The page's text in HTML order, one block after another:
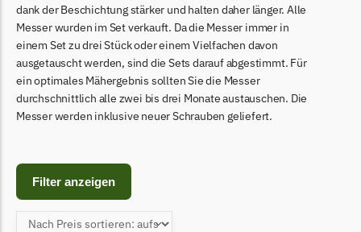
Black & Decker
Black & Decker Messer
Begrenzungsdraht
Bosch Indego
Bosch Indego Messer
Central Park
Central Park Messer
Begrenzungsdraht
dank der Beschichtung stärker und halten daher länger. Alle
Messer wurden im Set verkauft. Da die Messer immer in
einem Set zu drei Stück oder einem Vielfachen davon
ausgetauscht werden, sind die Sets darauf abgestimmt. Für
ein optimales Mähergebnis sollten Sie die Messer
durchschnittlich alle zwei bis drei Monate austauschen. Die
Messer werden inklusive neuer Schrauben geliefert.
Filter anzeigen